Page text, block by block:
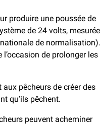
produire une poussée de
de 24 volts, mesurée
de normalisation).
de prolonger les
pêcheurs de créer des
qu’ils pêchent.
peuvent acheminer